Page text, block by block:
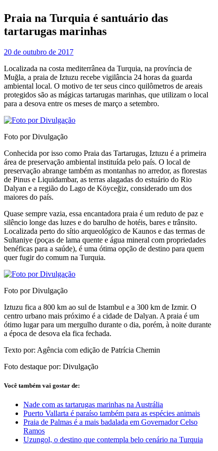
Praia na Turquia é santuário das
tartarugas marinhas
20 de outubro de 2017
Localizada na costa mediterrânea da Turquia, na província de
Muğla, a praia de Iztuzu recebe vigilância 24 horas da guarda
ambiental local. O motivo de ter seus cinco quilômetros de areais
protegidos são as mágicas tartarugas marinhas, que utilizam o local
para a desova entre os meses de março a setembro.
Foto por Divulgação
Conhecida por isso como Praia das Tartarugas, Iztuzu é a primeira
área de preservação ambiental instituída pelo país. O local de
preservação abrange também as montanhas no arredor, as florestas
de Pinus e Liquidambar, as terras alagadas do estuário do Rio
Dalyan e a região do Lago de Köyceğiz, considerado um dos
maiores do país.
Quase sempre vazia, essa encantadora praia é um reduto de paz e
silêncio longe das luzes e do barulho de hotéis, bares e trânsito.
Localizada perto do sítio arqueológico de Kaunos e das termas de
Sultaniye (poças de lama quente e água mineral com propriedades
benéficas para a saúde), é uma ótima opção de destino para quem
quer fugir do comum na Turquia.
Foto por Divulgação
Iztuzu fica a 800 km ao sul de Istambul e a 300 km de Izmir. O
centro urbano mais próximo é a cidade de Dalyan. A praia é um
ótimo lugar para um mergulho durante o dia, porém, à noite durante
a época de desova ela fica fechada.
Texto por: Agência com edição de Patrícia Chemin
Foto destaque por: Divulgação
Você também vai gostar de:
Nade com as tartarugas marinhas na Austrália
Puerto Vallarta é paraíso também para as espécies animais
Praia de Palmas é a mais badalada em Governador Celso
Ramos
Uzungol, o destino que contempla belo cenário na Turquia